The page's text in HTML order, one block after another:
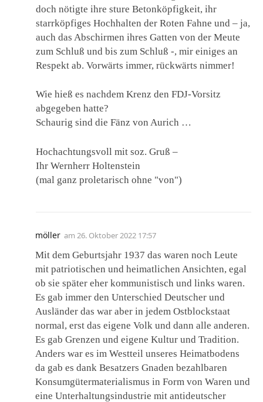
doch nötigte ihre sture Betonköpfigkeit, ihr
starrköpfiges Hochhalten der Roten Fahne und – ja,
auch das Abschirmen ihres Gatten von der Meute
zum Schluß und bis zum Schluß -, mir einiges an
Respekt ab. Vorwärts immer, rückwärts nimmer!
Wie hieß es nachdem Krenz den FDJ-Vorsitz
abgegeben hatte?
Schaurig sind die Fänz von Aurich …
Hochachtungsvoll mit soz. Gruß –
Ihr Wernherr Holtenstein
(mal ganz proletarisch ohne "von")
möller am 26. Oktober 2022 17:57
Mit dem Geburtsjahr 1937 das waren noch Leute
mit patriotischen und heimatlichen Ansichten, egal
ob sie später eher kommunistisch und links waren.
Es gab immer den Unterschied Deutscher und
Ausländer das war aber in jedem Ostblockstaat
normal, erst das eigene Volk und dann alle anderen.
Es gab Grenzen und eigene Kultur und Tradition.
Anders war es im Westteil unseres Heimatbodens
da gab es dank Besatzers Gnaden bezahlbaren
Konsumgütermaterialismus in Form von Waren und
eine Unterhaltungsindustrie mit antideutscher